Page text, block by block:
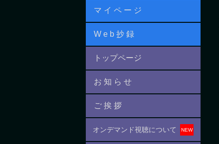
マ イ ペ ー ジ
W e b 抄 録
トップページ
お 知 ら せ
ご 挨 拶
オンデマンド視聴について